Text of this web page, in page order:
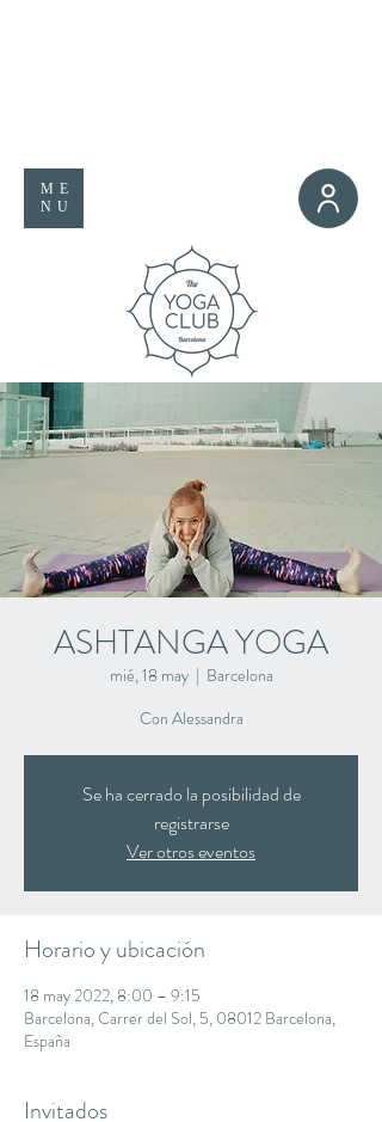
ME
NU
ASHTANGA YOGA
mié, 18 may
  |
Barcelona
Con Alessandra
Se ha cerrado la posibilidad de
registrarse
Ver otros eventos
Horario y ubicación
18 may 2022, 8:00 – 9:15
Barcelona, Carrer del Sol, 5, 08012 Barcelona,
España
Invitados